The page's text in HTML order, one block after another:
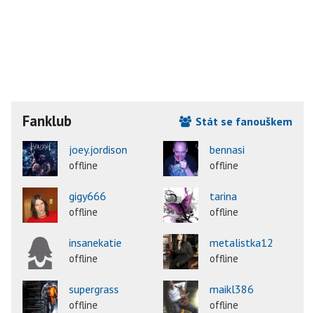
Fanklub
Stát se fanouškem
joey.jordison
offline
bennasi
offline
gigy666
offline
tarina
offline
insanekatie
offline
metalistka12
offline
supergrass
offline
maikl386
offline